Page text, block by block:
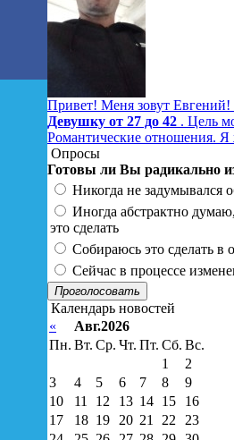
Привет! Меня зовут Евгений!
Девушку от 27 до 42 . Цель
Романтические отношения. Я
Опросы
Готовы ли Вы радикально
Никогда не задумывался
Иногда абстрактно
это сделать
Собираюсь это сделать в
Сейчас в процессе
Проголосовать
Календарь новостей
«
Авг.2026
Пн. Вт. Ср. Чт. Пт. Сб. Вс.
1
2
3
4 5 6 7 8
9
10
11 12 13 14 15
16
17
18 19 20 21 22
23